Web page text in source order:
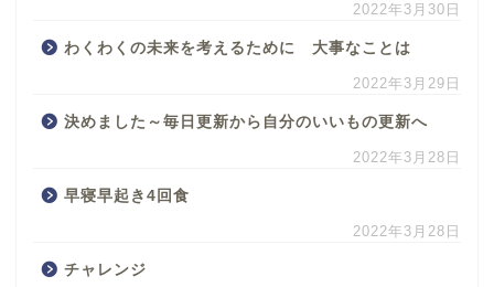
2022年3月30日
わくわくの未来を考えるために 大事なことは
2022年3月29日
決めました～毎日更新から自分のいいもの更新へ
2022年3月28日
早寝早起き4回食
2022年3月28日
チャレンジ